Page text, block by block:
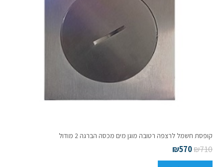
קופסת חשמל לרצפה רטובה מוגן מים מכסה הברגה 2 מודול
₪710
₪570